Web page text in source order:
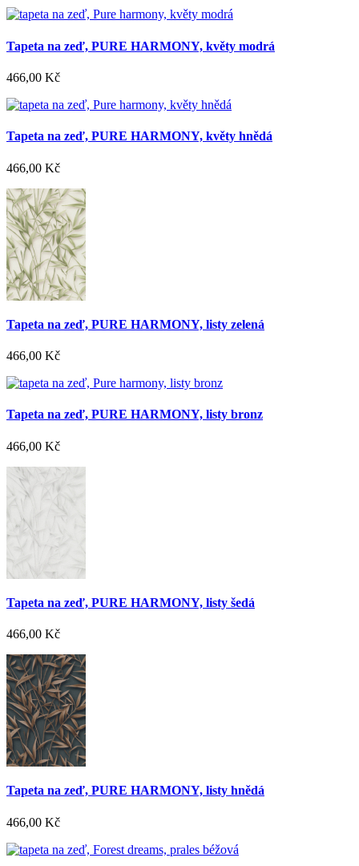
Tapeta na zeď, PURE HARMONY, květy modrá
466,00 Kč
Tapeta na zeď, PURE HARMONY, květy hnědá
466,00 Kč
Tapeta na zeď, PURE HARMONY, listy zelená
466,00 Kč
Tapeta na zeď, PURE HARMONY, listy bronz
466,00 Kč
Tapeta na zeď, PURE HARMONY, listy šedá
466,00 Kč
Tapeta na zeď, PURE HARMONY, listy hnědá
466,00 Kč